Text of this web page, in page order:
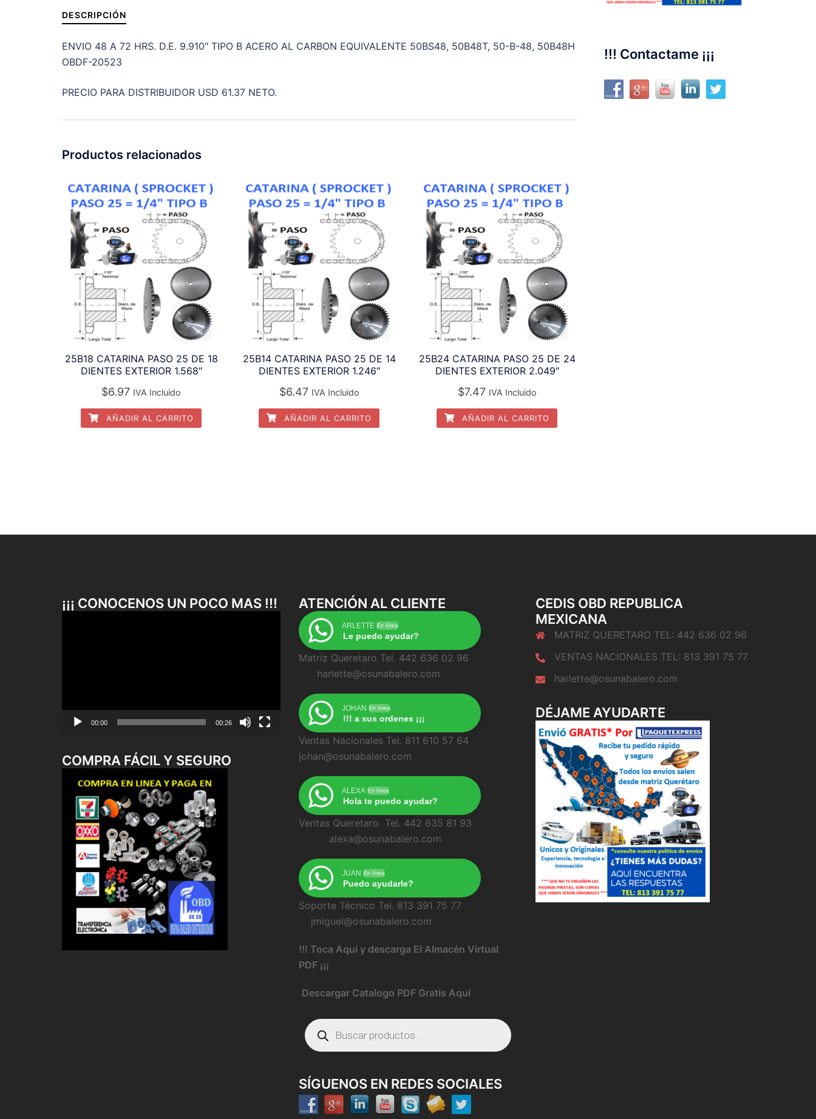
DESCRIPCIÓN
ENVIO 48 A 72 HRS. D.E. 9.910″ TIPO B ACERO AL CARBON EQUIVALENTE 50BS48, 50B48T, 50-B-48, 50B48H
OBDF-20523
PRECIO PARA DISTRIBUIDOR USD 61.37 NETO.
Productos relacionados
25B18 CATARINA PASO 25 DE 18
DIENTES EXTERIOR 1.568″
$6.97 IVA Incluido
AÑADIR AL CARRITO
25B14 CATARINA PASO 25 DE 14
DIENTES EXTERIOR 1.246″
$6.47 IVA Incluido
AÑADIR AL CARRITO
25B24 CATARINA PASO 25 DE 24
DIENTES EXTERIOR 2.049″
$7.47 IVA Incluido
AÑADIR AL CARRITO
!!! Contactame ¡¡¡
¡¡¡ CONOCENOS UN POCO MAS !!!
00:00 00:26
COMPRA FÁCIL Y SEGURO
ATENCIÓN AL CLIENTE
ARLETTE En línea
Le puedo ayudar?
Matriz Queretaro Tel. 442 636 02 96
harlette@osunabalero.com
JOHAN En línea
!!! a sus ordenes ¡¡¡
Ventas Nacionales Tel. 811 610 57 64
johan@osunabalero.com
ALEXA En línea
Hola te puedo ayudar?
Ventas Queretaro Tel. 442 635 81 93
alexa@osunabalero.com
JUAN En línea
Puedo ayudarle?
Soporte Técnico Tel. 813 391 75 77
jmiguel@osunabalero.com
!!! Toca Aquí y descarga El Almacén Virtual
PDF ¡¡¡
Descargar Catalogo PDF Gratis Aquí
Búsqueda
de
productos
SÍGUENOS EN REDES SOCIALES
CEDIS OBD REPUBLICA
MEXICANA
MATRIZ QUERETARO TEL: 442 636 02 96
VENTAS NACIONALES TEL: 813 391 75 77
harlette@osunabalero.com
DÉJAME AYUDARTE